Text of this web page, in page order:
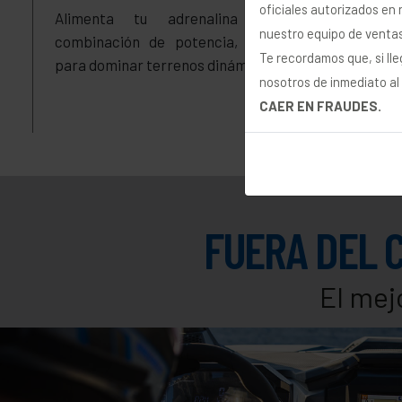
Alimenta tu adrenalina con la mejor
combinación de potencia, agilidad y control
para dominar terrenos dinámicos.
FUERA DEL
El
oficiales autorizados en
nuestro equipo de
Te recordamos que, si
nosotros de inmediato
CAER EN FRAUDES.